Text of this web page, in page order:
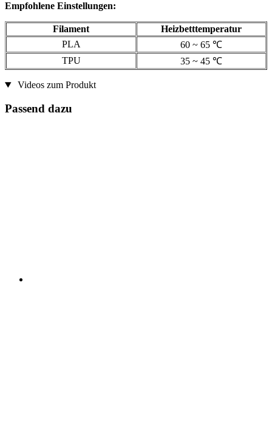
Empfohlene Einstellungen:
Filament
Heizbetttemperatur
PLA
60 ~ 65 ℃
TPU
35 ~ 45 ℃
Videos zum Produkt
Passend dazu